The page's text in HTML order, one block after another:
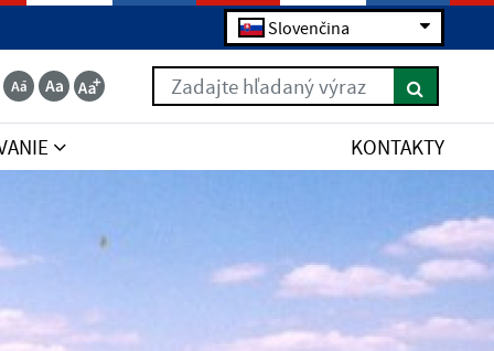
Slovenčina
Zadajte hľadaný výraz
KONTAKTY